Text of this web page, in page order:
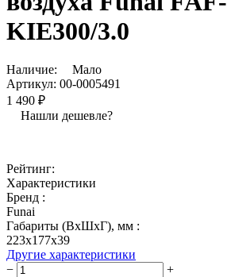
KIE300/3.0
Наличие:
Мало
Артикул: 00-0005491
1 490 ₽
Нашли дешевле?
Рейтинг:
Характеристики
Бренд :
Funai
Габариты (ВхШхГ), мм :
223x177x39
Другие характеристики
−
+